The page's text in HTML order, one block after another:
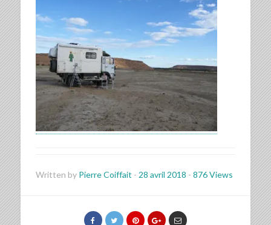
Written by Pierre Coiffait - 28 avril 2018 - 876 Views